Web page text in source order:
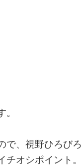
、視野ひろびろ
オシポイント。